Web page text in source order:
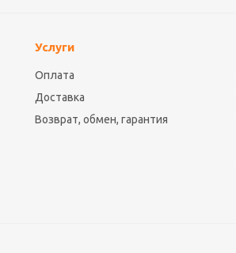
Услуги
Оплата
Доставка
Возврат, обмен, гарантия